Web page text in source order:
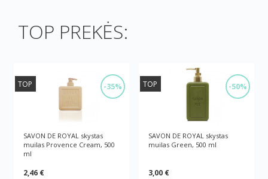
TOP PREKĖS:
-35%
TOP
SAVON DE ROYAL skystas
muilas Provence Cream, 500
ml
2,46 €
-50%
TOP
SAVON DE ROYAL skystas
muilas Green, 500 ml
3,00 €